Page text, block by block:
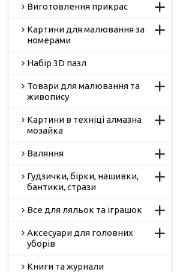
Виготовлення прикрас
Картини для малювання за
номерами
Набір 3D пазл
Товари для малювання та
живопису
Картини в техніці алмазна
мозайка
Валяння
Гудзички, бірки, нашивки,
бантики, стрази
Все для ляльок та іграшок
Аксесуари для головних
уборів
Книги та журнали